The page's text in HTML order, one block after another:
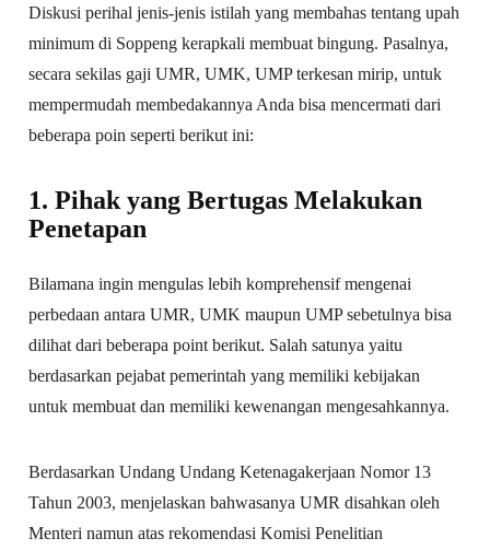
Diskusi perihal jenis-jenis istilah yang membahas tentang upah
minimum di Soppeng kerapkali membuat bingung. Pasalnya,
secara sekilas gaji UMR, UMK, UMP terkesan mirip, untuk
mempermudah membedakannya Anda bisa mencermati dari
beberapa poin seperti berikut ini:
1. Pihak yang Bertugas Melakukan
Penetapan
Bilamana ingin mengulas lebih komprehensif mengenai
perbedaan antara UMR, UMK maupun UMP sebetulnya bisa
dilihat dari beberapa point berikut. Salah satunya yaitu
berdasarkan pejabat pemerintah yang memiliki kebijakan
untuk membuat dan memiliki kewenangan mengesahkannya.
Berdasarkan Undang Undang Ketenagakerjaan Nomor 13
Tahun 2003, menjelaskan bahwasanya UMR disahkan oleh
Menteri namun atas rekomendasi Komisi Penelitian